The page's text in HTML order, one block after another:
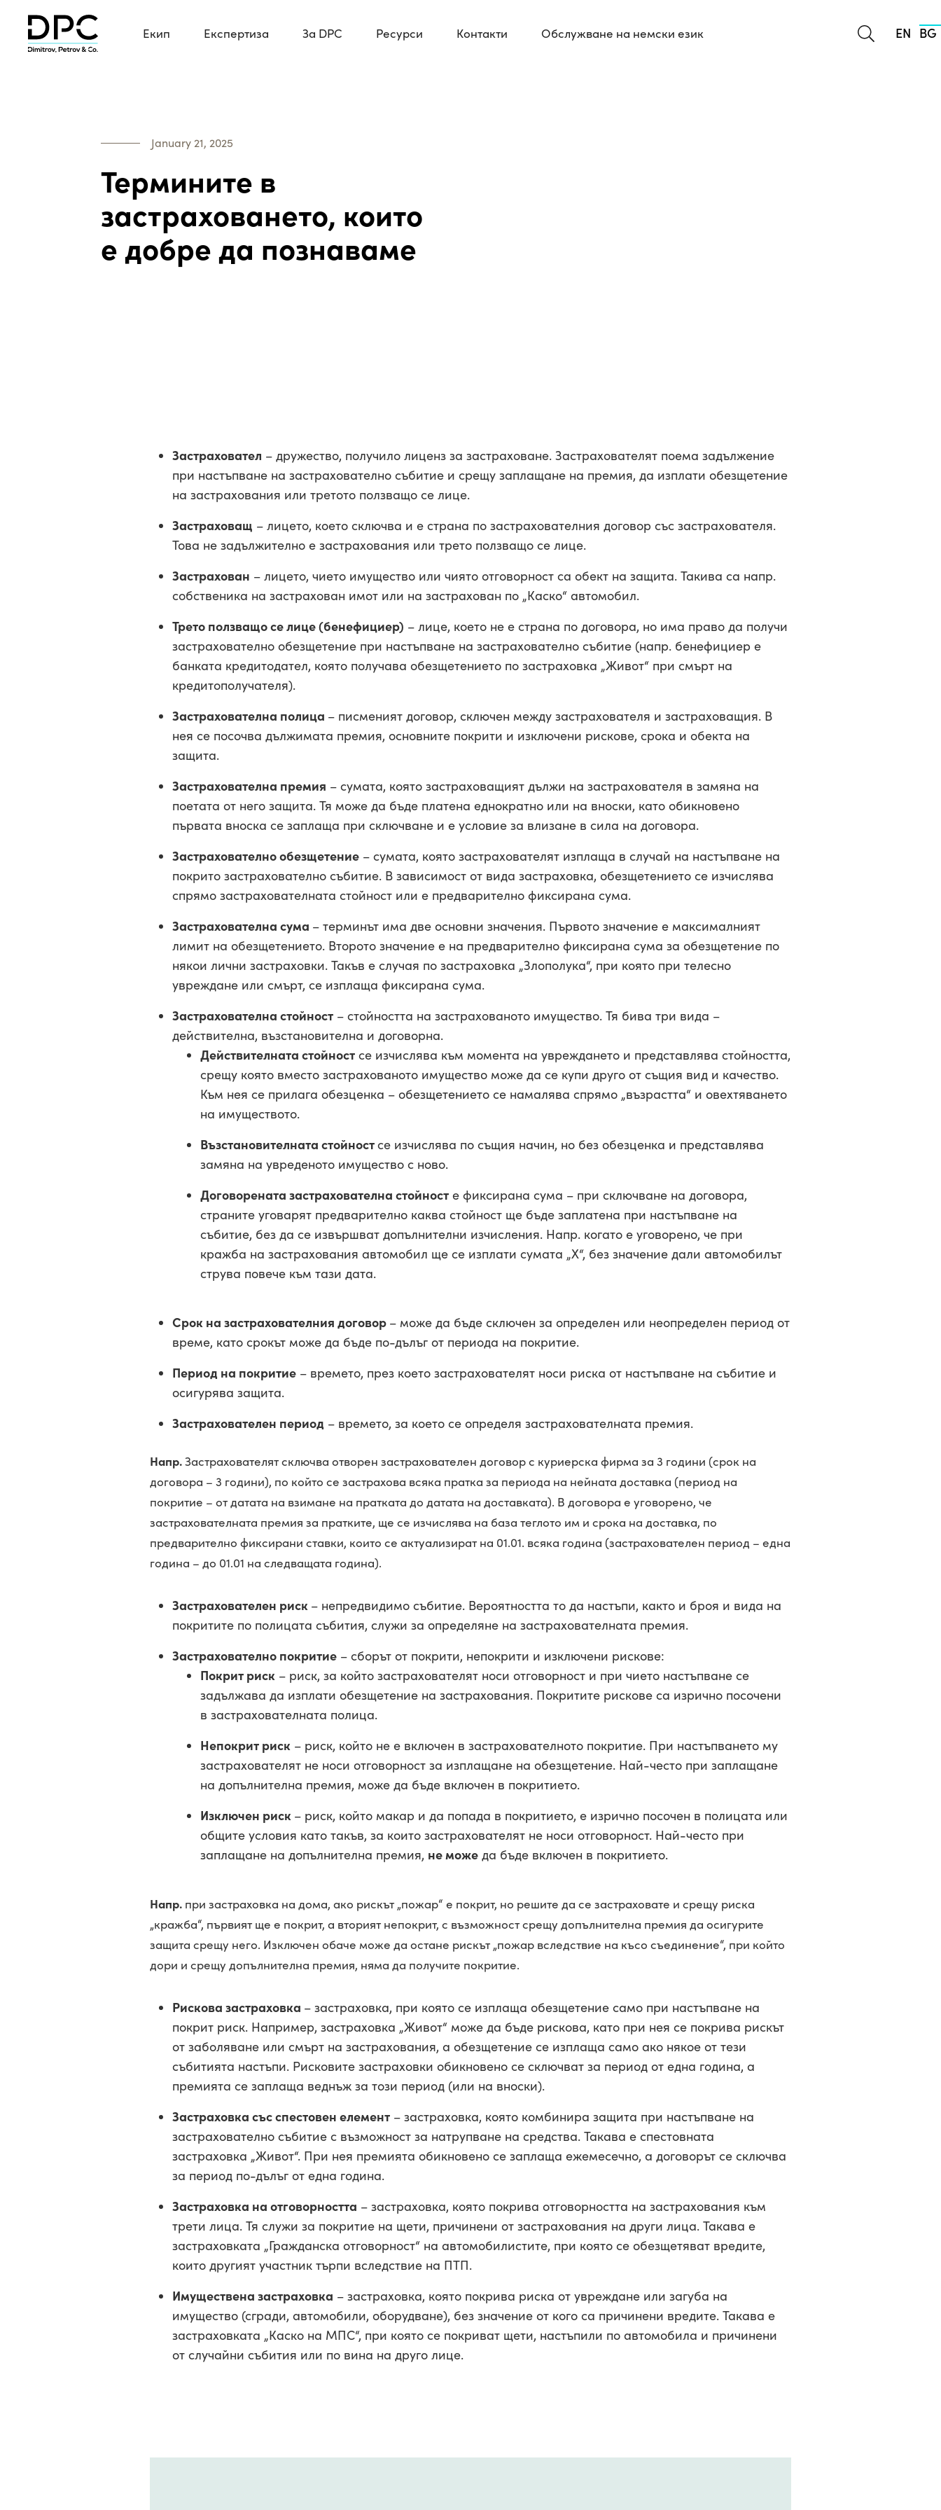
EN BG
Екип Експертиза За DPC Ресурси Контакти Обслужване на немски език
January 21, 2025
Термините в
застраховането, които
е добре да познаваме
Застраховател – дружество, получило лиценз за застраховане. Застрахователят поема задължение
при настъпване на застрахователно събитие и срещу заплащане на премия, да изплати обезщетение
на застрахования или третото ползващо се лице.
Застраховащ – лицето, което сключва и е страна по застрахователния договор със застрахователя.
Това не задължително e застрахования или трето ползващо се лице.
Застрахован – лицето, чието имущество или чиято отговорност са обект на защита. Такива са напр.
собственика на застрахован имот или на застрахован по „Каско“ автомобил.
Трето ползващо се лице (бенефициер) – лице, което не е страна по договора, но има право да получи
застрахователно обезщетение при настъпване на застрахователно събитие (напр. бенефициер е
банката кредитодател, която получава обезщетението по застраховка „Живот“ при смърт на
кредитополучателя).
Застрахователна полица – писменият договор, сключен между застрахователя и застраховащия. В
нея се посочва дължимата премия, основните покрити и изключени рискове, срока и обекта на
защита.
Застрахователна премия – сумата, която застраховащият дължи на застрахователя в замяна на
поетата от него защита. Тя може да бъде платена еднократно или на вноски, като обикновено
първата вноска се заплаща при сключване и е условие за влизане в сила на договора.
Застрахователно обезщетение – сумата, която застрахователят изплаща в случай на настъпване на
покрито застрахователно събитие. В зависимост от вида застраховка, обезщетението се изчислява
спрямо застрахователната стойност или е предварително фиксирана сума.
Застрахователна сума – терминът има две основни значения. Първото значение е максималният
лимит на обезщетението. Второто значение е на предварително фиксирана сума за обезщетение по
някои лични застраховки. Такъв е случая по застраховка „Злополука“, при която при телесно
увреждане или смърт, се изплаща фиксирана сума.
Застрахователна стойност – стойността на застрахованото имущество. Тя бива три вида –
действителна, възстановителна и договорна.
Действителната стойност се изчислява към момента на увреждането и представлява стойността,
срещу която вместо застрахованото имущество може да се купи друго от същия вид и качество.
Към нея се прилага обезценка – обезщетението се намалява спрямо „възрастта“ и овехтяването
на имуществото.
Възстановителната стойностсе изчислява по същия начин, но без обезценка и представлява
замяна на увреденото имущество с ново.
Договорената застрахователна стойност е фиксирана сума – при сключване на договора,
страните уговарят предварително каква стойност ще бъде заплатена при настъпване на
събитие, без да се извършват допълнителни изчисления. Напр. когато е уговорено, че при
кражба на застрахования автомобил ще се изплати сумата „Х“, без значение дали автомобилът
струва повече към тази дата.
Срок на застрахователния договор – може да бъде сключен за определен или неопределен период от
време, като срокът може да бъде по-дълъг от периода на покритие.
Период на покритие – времето, през което застрахователят носи риска от настъпване на събитие и
осигурява защита.
Застрахователен период – времето, за което се определя застрахователната премия.
Напр.Застрахователят сключва отворен застрахователен договор с куриерска фирма за 3 години (срок на
договора – 3 години), по който се застрахова всяка пратка за периода на нейната доставка (период на
покритие – от датата на взимане на пратката до датата на доставката). В договора е уговорено, че
застрахователната премия за пратките, ще се изчислява на база теглото им и срока на доставка, по
предварително фиксирани ставки, които се актуализират на 01.01. всяка година (застрахователен период – една
година – до 01.01 на следващата година).
Застрахователен риск – непредвидимо събитие. Вероятността то да настъпи, както и броя и вида на
покритите по полицата събития, служи за определяне на застрахователната премия.
Застрахователно покритие – сборът от покрити, непокрити и изключени рискове:
Покрит риск – риск, за който застрахователят носи отговорност и при чието настъпване се
задължава да изплати обезщетение на застрахования. Покритите рискове са изрично посочени
в застрахователната полица.
Непокрит риск – риск, който не е включен в застрахователното покритие. При настъпването му
застрахователят не носи отговорност за изплащане на обезщетение. Най-често при заплащане
на допълнителна премия, може да бъде включен в покритието.
Изключен риск – риск, който макар и да попада в покритието, е изрично посочен в полицата или
общите условия като такъв, за които застрахователят не носи отговорност. Най-често при
заплащане на допълнителна премия, не може да бъде включен в покритието.
Напр. при застраховка на дома, ако рискът „пожар“ е покрит, но решите да се застраховате и срещу риска
„кражба“, първият ще е покрит, а вторият непокрит, с възможност срещу допълнителна премия да осигурите
защита срещу него. Изключен обаче може да остане рискът „пожар вследствие на късо съединение“, при който
дори и срещу допълнителна премия, няма да получите покритие.
Рискова застраховка – застраховка, при която се изплаща обезщетение само при настъпване на
покрит риск. Например, застраховка „Живот“ може да бъде рискова, като при нея се покрива рискът
от заболяване или смърт на застрахования, а обезщетение се изплаща само ако някое от тези
събитията настъпи. Рисковите застраховки обикновено се сключват за период от една година, а
премията се заплаща веднъж за този период (или на вноски).
Застраховка със спестовен елемент – застраховка, която комбинира защита при настъпване на
застрахователно събитие с възможност за натрупване на средства. Такава е спестовната
застраховка „Живот“. При нея премията обикновено се заплаща ежемесечно, а договорът се сключва
за период по-дълъг от една година.
Застраховка на отговорността – застраховка, която покрива отговорността на застрахования към
трети лица. Тя служи за покритие на щети, причинени от застрахования на други лица. Такава е
застраховката „Гражданска отговорност“ на автомобилистите, при която се обезщетяват вредите,
които другият участник търпи вследствие на ПТП.
Имуществена застраховка – застраховка, която покрива риска от увреждане или загуба на
имущество (сгради, автомобили, оборудване), без значение от кого са причинени вредите. Такава е
застраховката „Каско на МПС“, при която се покриват щети, настъпили по автомобила и причинени
от случайни събития или по вина на друго лице.